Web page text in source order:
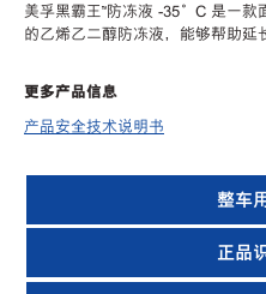
美孚黑霸王™防冻液 -35°C 是一款
的乙烯乙二醇防冻液，能够帮助延
更多产品信息
产品安全技术说明书
整车
正品